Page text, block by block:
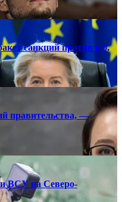
санкций против рф,
правительства, —
ВСУ на Северо-